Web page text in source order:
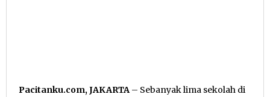
Pacitanku.com, JAKARTA – Sebanyak lima sekolah di